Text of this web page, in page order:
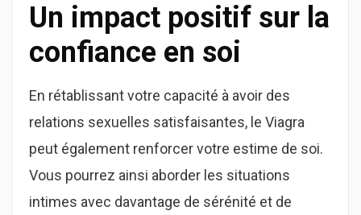
Un impact positif sur la
confiance en soi
En rétablissant votre capacité à avoir des
relations sexuelles satisfaisantes, le Viagra
peut également renforcer votre estime de soi.
Vous pourrez ainsi aborder les situations
intimes avec davantage de sérénité et de